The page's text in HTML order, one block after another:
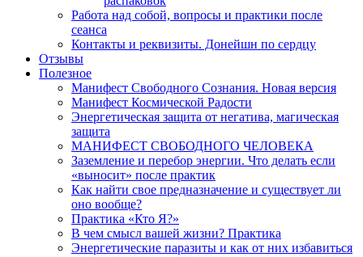
Работа над собой, вопросы и практики после
сеанса
Контакты и реквизиты. Донейшн по сердцу
Отзывы
Полезное
Манифест Свободного Сознания. Новая версия
Манифест Космической Радости
Энергетическая защита от негатива, магическая
защита
МАНИФЕСТ СВОБОДНОГО ЧЕЛОВЕКА
Заземление и перебор энергии. Что делать если
«выносит» после практик
Как найти свое предназначение и существует ли
оно вообще?
Практика «Кто Я?»
В чем смысл вашей жизни? Практика
Энергетические паразиты и как от них избавиться